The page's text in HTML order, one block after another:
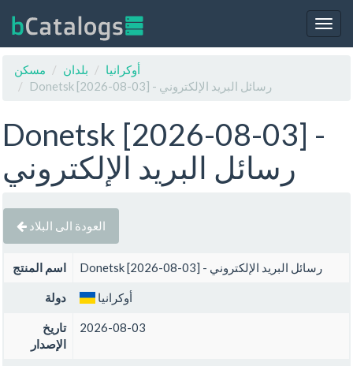
مسكن
بلدان
أوكرانيا
Donetsk [2026-08-03] - رسائل البريد الإلكتروني
Donetsk [2026-08-03] -
رسائل البريد الإلكتروني
العودة الى البلاد
اسم المنتج Donetsk [2026-08-03] - رسائل البريد الإلكتروني
دولة أوكرانيا
تاريخ
الإصدار
2026-08-03